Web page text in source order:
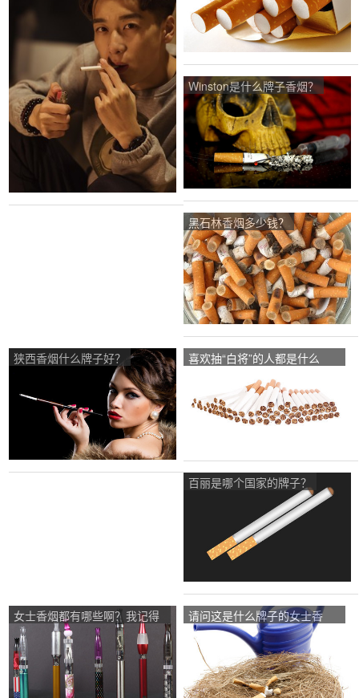
Winston是什么牌子香烟？
黑石林香烟多少钱？
狭西香烟什么牌子好？
喜欢抽“白将”的人都是什么
百丽是哪个国家的牌子？
女士香烟都有哪些啊？我记得
有一种蓝色的！但是忘记是什
么牌子了？
请问这是什么牌子的女士香
烟？